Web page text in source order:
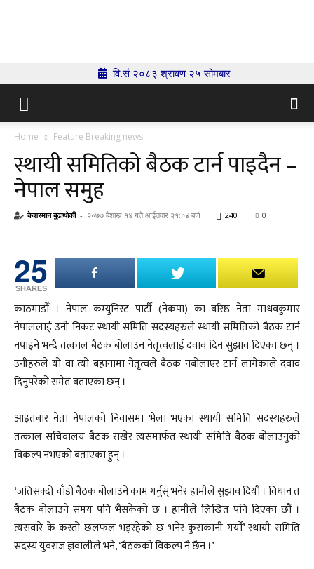
वि.सं २०८३ श्रावण २५ सोमबार
Home Feature Breaking news
स्थायी समितिको बैठक टार्न पाइदैन –
नेपाल समुह
केशरमान बुढाथोकी - २०७७ बैशाख १४ गते आईतवार २१:०४ बजे 240 0
25
SHARES
काठमाडौँ । नेपाल कम्युनिस्ट पार्टी (नेकपा) का बरिष्ठ नेता माधवकुमार
नेपाललाई उनी निकट स्थायी समिति सदस्यहरुले स्थायी समितिको बैठक टार्न
नपाइने भन्दै तत्काल बैठक बोलाउन नेतृत्वलाई दवाव दिन सुझाव दिएका छन् ।
उनीहरुले यो वा त्यो बहानामा नेतृत्वले बैठक नबोलाएर टार्न लागेकाले दवाव
दिनुपरेको समेत बताएका छन् ।
आइतबार नेता नेपालको निवासमा भेला भएका स्थायी समिति सदस्यहरुले
तत्काल सचिवालय बैठक राखेर त्यसमार्फत स्थायी समिति बैठक बोलाउनुको
विकल्प नभएको बताएका हुन् ।
‘जतिसक्दो चाँडो बैठक बोलाउने काम गर्नुस् भनेर हामीले सुझाव दियौ । विधान त
बैठक बोलाउने समय पनि भैसकेको छ । हामीले लिखित पनि दिएका छौं ।
त्यसवारे के कस्तो छलफल भइरहेको छ भनेर कुराकानी गर्यौ’ स्थायी समिति
सदस्य युवराज ज्ञवालीले भने, ‘बैठकको विकल्प नै छैन ।’